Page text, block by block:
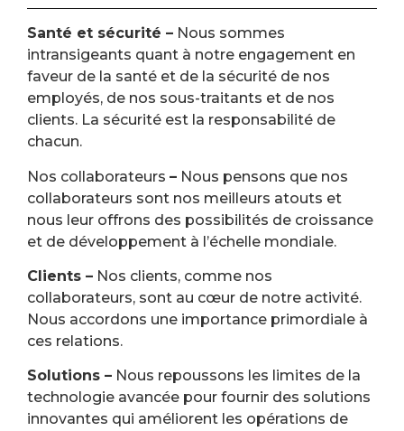
Santé et sécurité – Nous sommes
intransigeants quant à notre engagement en
faveur de la santé et de la sécurité de nos
employés, de nos sous-traitants et de nos
clients. La sécurité est la responsabilité de
chacun.
Nos collaborateurs – Nous pensons que nos
collaborateurs sont nos meilleurs atouts et
nous leur offrons des possibilités de croissance
et de développement à l’échelle mondiale.
Clients – Nos clients, comme nos
collaborateurs, sont au cœur de notre activité.
Nous accordons une importance primordiale à
ces relations.
Solutions – Nous repoussons les limites de la
technologie avancée pour fournir des solutions
innovantes qui améliorent les opérations de